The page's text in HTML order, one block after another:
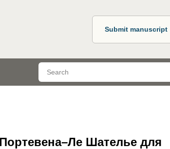
Submit manuscript
Шателье для